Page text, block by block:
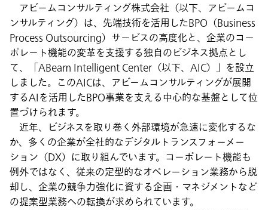
アビームコンサルティング株式会社（以下、アビームコ
ンサルティング）は、先端技術を活用したBPO（Business
Process Outsourcing）サービスの高度化と、企業のコー
ポレート機能の変革を支援する独自のビジネス拠点とし
て、「ABeam Intelligent Center（以下、AIC）」を設立
しました。このAICは、アビームコンサルティングが展開
するAIを活用したBPO事業を支える中心的な基盤として位
置づけられます。
近年、ビジネスを取り巻く外部環境が急速に変化するな
か、多くの企業が全社的なデジタルトランスフォーメー
ション（DX）に取り組んでいます。コーポレート機能も
例外ではなく、従来の定型的なオペレーション業務から脱
却し、企業の競争力強化に資する企画・マネジメントなど
の提案型業務への転換が求められています。